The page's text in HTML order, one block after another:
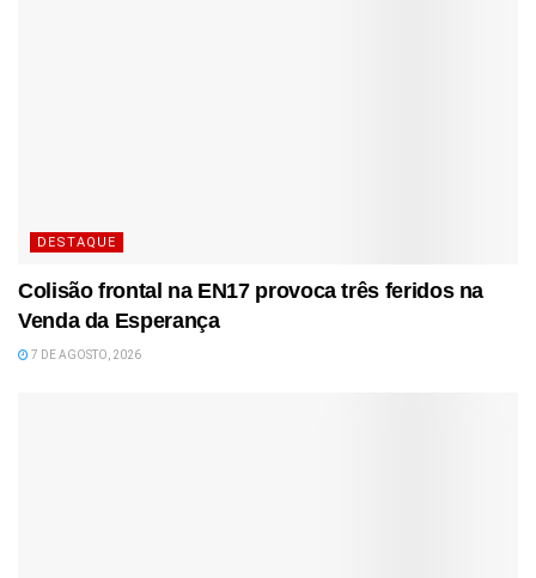
DESTAQUE
Colisão frontal na EN17 provoca três feridos na
Venda da Esperança
7 DE AGOSTO, 2026